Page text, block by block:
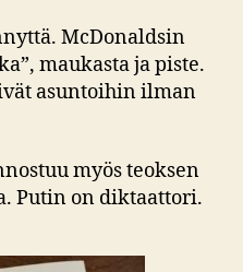
McDonaldsin
maukasta ja piste.
asuntoihin ilman
myös teoksen
Putin on diktaattori.